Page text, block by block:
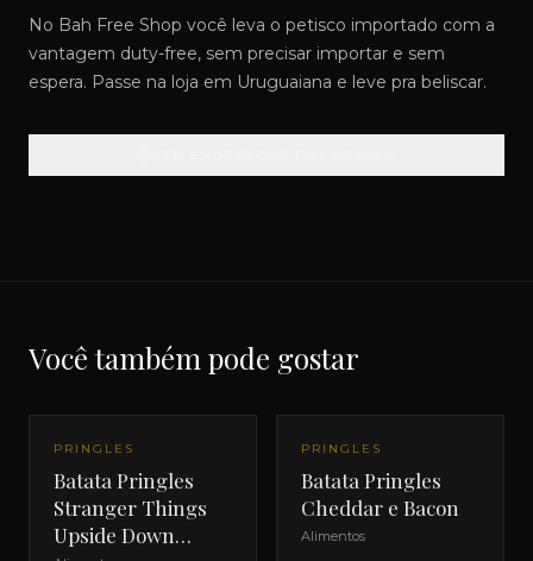
No Bah Free Shop você leva o petisco importado com a
vantagem duty-free, sem precisar importar e sem
espera. Passe na loja em Uruguaiana e leve pra beliscar.
Você também pode gostar
PRINGLES
Batata Pringles
Stranger Things
Upside Down
PRINGLES
Batata Pringles
Cheddar e Bacon
Alimentos